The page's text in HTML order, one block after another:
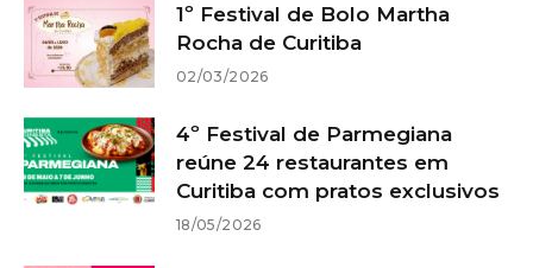
1º Festival de Bolo Martha
Rocha de Curitiba
02/03/2026
4º Festival de Parmegiana
reúne 24 restaurantes em
Curitiba com pratos exclusivos
18/05/2026